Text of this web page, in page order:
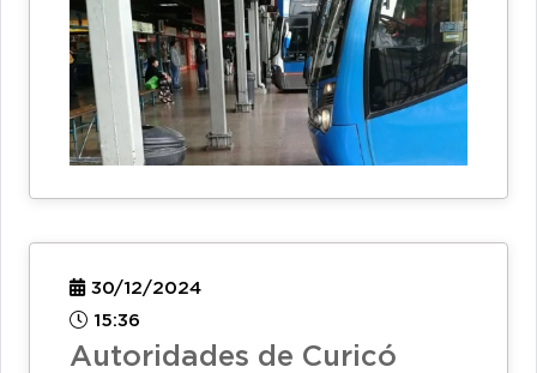
30/12/2024
15:36
Autoridades de Curicó